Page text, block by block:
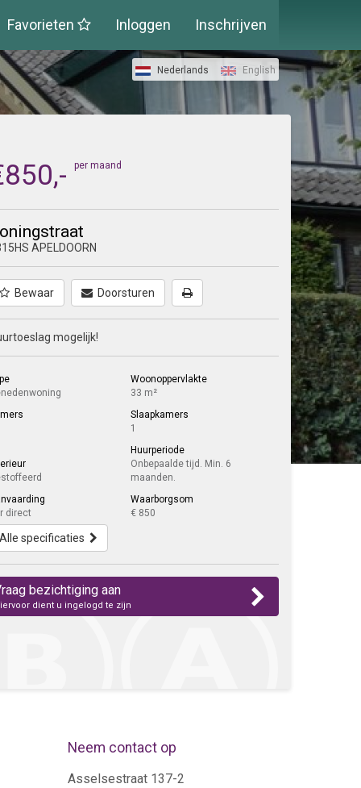
Favorieten Inloggen Inschrijven
Nederlands English
per maand
APELDOORN
Bewaar Doorsturen
mogelijk!
Woonoppervlakte
33 m²
Slaapkamers
1
Huurperiode
Onbepaalde tijd. Min. 6
maanden.
direct
Waarborgsom
€ 850
Alle specificaties
bezichtiging aan
dient u ingelogd te zijn
Neem contact op
Asselsestraat 137-2